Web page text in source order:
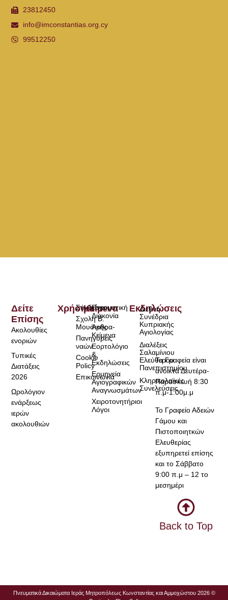
23812450
info@imconstantias.org.cy
99512250
Τα Γραφεία είναι
ανοικτά Δευτέρα-
Παρασκευή 8:30
π.μ-1:00μ.μ
Το Γραφείο Αδειών
Γάμου και
Πιστοποιητκών
Ελευθερίας
εξυπηρετεί επίσης
και το Σάββατο
9:00 π.μ – 12 το
μεσημέρι
Back to Top
Χρήσιμα
Σύνδεσμοι
Σχολή Β.
Μουσικής
Πανηγύρεις
ναών
Cookie
Policy
Επικοινωνία
Κείμενα
Πνευματική
Διακονία
Άρθρα-
Κείμενα
Εορτολόγιο
&
Εκδηλώσεις
Ερμηνεία
Αγιογραφικών
Αναγνωσμάτων
Χειροτονητήριοι
Λόγοι
Δείτε
Επίσης
Ακολουθίες
ενοριών
Τυπικές
Διατάξεις
2026
Ωρολόγιον
ενάρξεως
ιερών
ακολουθιών
Εκδηλώσεις
Διεθνή
Συνέδρια
Κυπριακής
Αγιολογίας
Διαλέξεις
Σαλαμίνιου
Ελεύθερου
Πανεπιστημίου
Κληρικολαϊκές
Συνελεύσεις
Πνευματικά Δικαιώματα Ιεράς Μητροπόλεως Κωνσταντίας και Αμμοχώστου 2026 ©